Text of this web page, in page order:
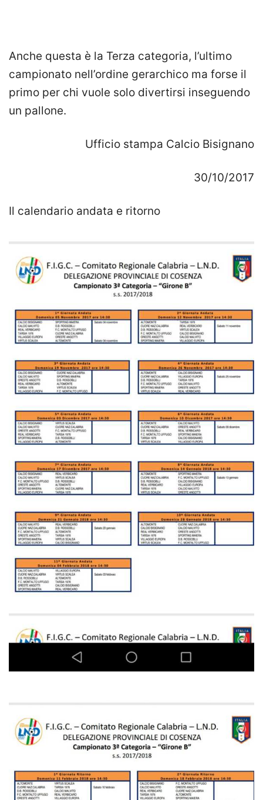
Anche questa è la Terza categoria, l’ultimo
campionato nell’ordine gerarchico ma forse il
primo per chi vuole solo divertirsi inseguendo
un pallone.
Ufficio stampa Calcio Bisignano
30/10/2017
Il calendario andata e ritorno